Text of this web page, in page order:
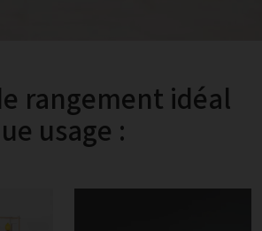
rangement idéal
usage :